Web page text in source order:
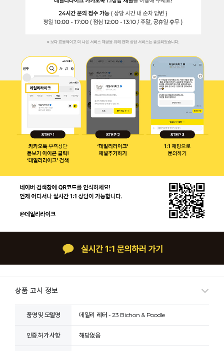
상품 고시 정보
품명 및 모델명 데일리 레터 - 23 Bichon & Poodle
인증.허가 사항 해당없음